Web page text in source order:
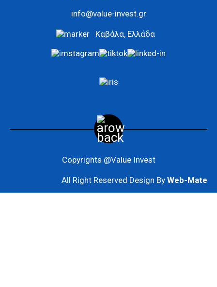
info@value-invest.gr
Καβάλα, Ελλάδα
Copyrights @Value Invest
All Right Reserved Design By Web-Mate